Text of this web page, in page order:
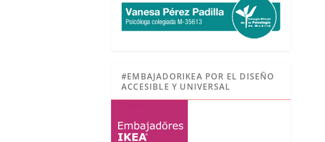
#EMBAJADORIKEA POR EL DISEÑO
ACCESIBLE Y UNIVERSAL